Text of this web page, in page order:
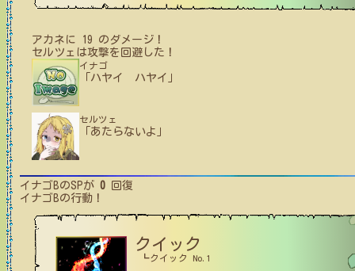
アカネ に 19 のダメージ！
セルツェ は攻撃を回避した！
イナゴ
「ハヤイ ハヤイ」
セルツェ
「あたらないよ」
イナゴBのSPが 0 回復
イナゴBの行動！
クイック
┗クイック No.1